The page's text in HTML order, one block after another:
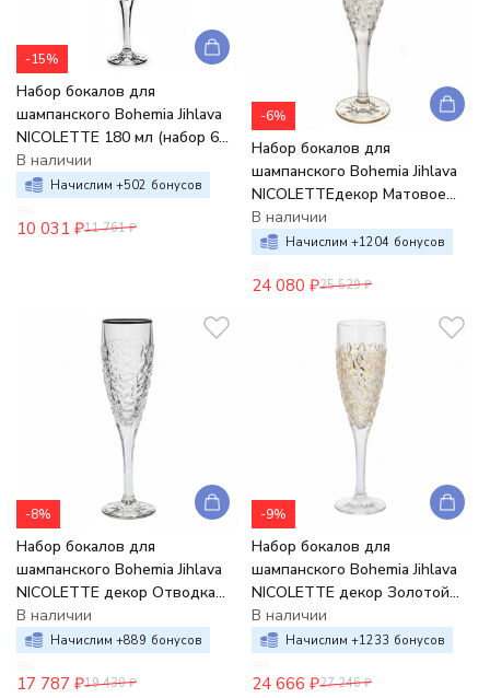
-15%
Набор бокалов для
шампанского Bohemia Jihlava
NICOLETTE 180 мл (набор 6
шт.) хрусталь
В наличии
Начислим +502 бонусов
10 031 ₽11 761 ₽
-6%
Набор бокалов для
шампанского Bohemia Jihlava
NICOLETTEдекор Матовое
напыление отводка золото
180 мл (набор 6 шт.) х
В наличии
Начислим +1204 бонусов
24 080 ₽25 529 ₽
-8%
Набор бокалов для
шампанского Bohemia Jihlava
NICOLETTE декор Отводка
платина 180 мл (набор 6 шт.)
хрусталь
В наличии
Начислим +889 бонусов
17 787 ₽19 430 ₽
-9%
Набор бокалов для
шампанского Bohemia Jihlava
NICOLETTE декор Золотой
мрамор 180 мл (набор 6 шт.)
хрусталь
В наличии
Начислим +1233 бонусов
24 666 ₽27 246 ₽